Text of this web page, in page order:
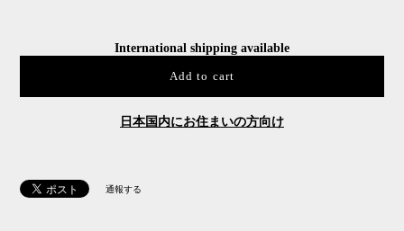
International shipping available
Add to cart
日本国内にお住まいの方向け
通報する